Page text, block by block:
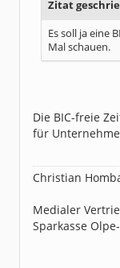
Zitat
Es soll ja eine
Mal schauen.
Die BIC-freie
für
Christian
Medialer
Sparkasse